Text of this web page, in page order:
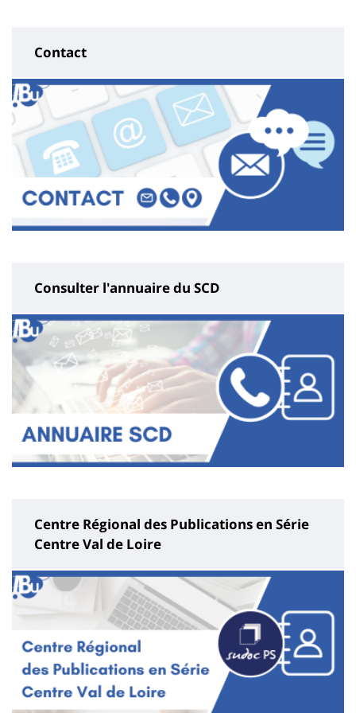
Contact
Consulter l'annuaire du SCD
Centre Régional des Publications en Série
Centre Val de Loire